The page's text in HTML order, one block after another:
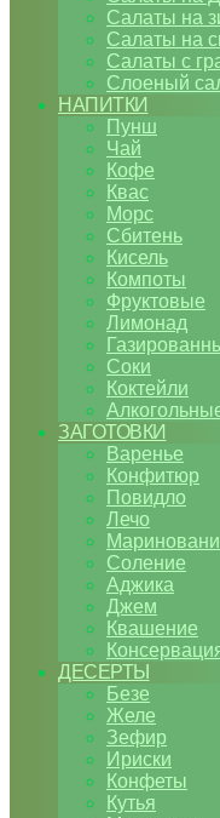
Салаты на
Салаты на
Салаты с
Слоеный
НАПИТКИ
Пунш
Чай
Кофе
Квас
Морс
Сбитень
Кисель
Компоты
Фруктовые
Лимонад
Соки
Коктейли
ЗАГОТОВКИ
Варенье
Конфитюр
Повидло
Лечо
Соление
Аджика
Джем
Квашение
ДЕСЕРТЫ
Безе
Желе
Зефир
Ириски
Конфеты
Кутья